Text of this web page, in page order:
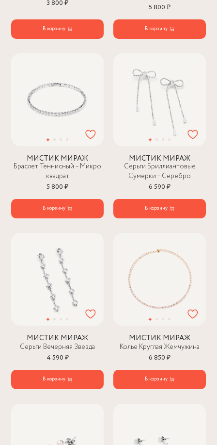
3 800 ₽
В корзину
5 800 ₽
В корзину
МИСТИК МИРАЖ
Браслет Теннисный – Микро
квадрат
5 800 ₽
В корзину
МИСТИК МИРАЖ
Серьги Бриллиантовые
Сумерки – Серебро
6 590 ₽
В корзину
МИСТИК МИРАЖ
Серьги Вечерняя Звезда
4 590 ₽
В корзину
МИСТИК МИРАЖ
Колье Круглая Жемчужина
6 850 ₽
В корзину